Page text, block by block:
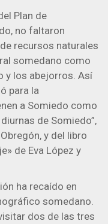
Plan de
no faltaron
recursos naturales
somedano como
y los abejorros. Así
para la
a Somiedo como
de Somiedo”,
y del libro
de Eva López y
ha recaído en
somedano.
dos de las tres